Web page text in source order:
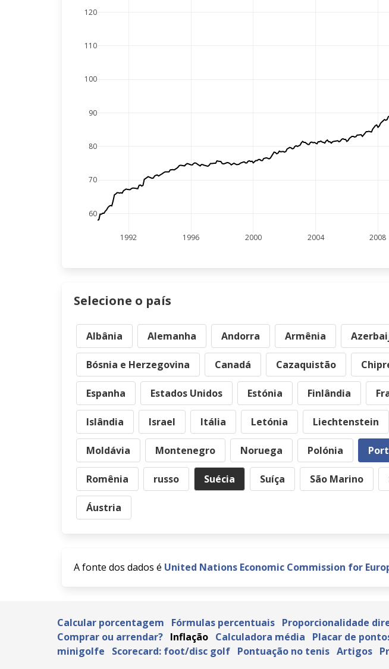
1992 1996 2000 2004 2008
60
70
80
90
100
110
120
Selecione o país
Albânia Alemanha Andorra Armênia
Bósnia e Herzegovina Canadá Cazaquistão
Espanha Estados Unidos Estónia Finlândia
Islândia Israel Itália Letónia Liechtenstein
Moldávia Montenegro Noruega Polónia
Romênia russo Suécia Suíça São Marino
Áustria
A fonte dos dados é United Nations Economic Commission for
Calcular porcentagem Fórmulas percentuais Proporcionalidade
Comprar ou arrendar? Inflação Calculadora média Placar de
minigolfe
Scorecard: foot/disc golf Pontuação no tenis Artigos